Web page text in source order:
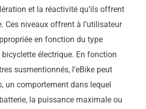
et la réactivité qu’ils offrent
Ces niveaux offrent à l’utilisateur
en fonction du type
électrique. En fonction
susmentionnés, l’eBike peut
un comportement dans lequel
la puissance maximale ou